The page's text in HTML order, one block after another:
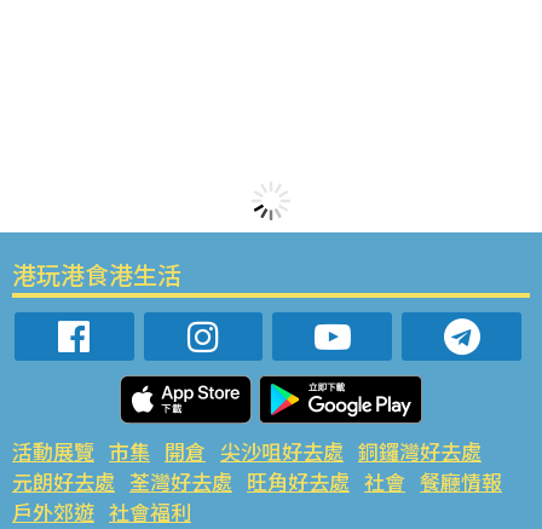
港玩港食港生活
活動展覽 市集 開倉 尖沙咀好去處 銅鑼灣好去處
元朗好去處 荃灣好去處 旺角好去處 社會 餐廳情報
戶外郊遊 社會福利